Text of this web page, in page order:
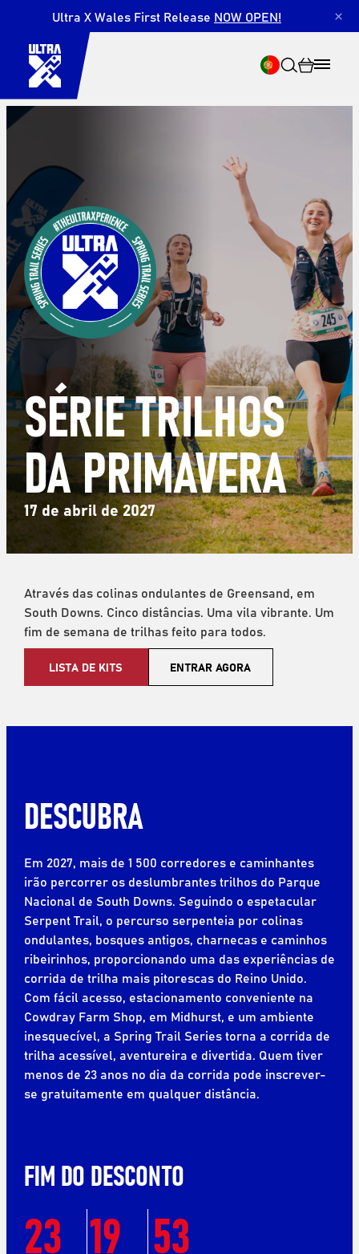
Ultra X Wales First Release NOW OPEN! ×
SÉRIE TRILHOS
DA PRIMAVERA
17 de abril de 2027
Através das colinas ondulantes de Greensand, em
South Downs. Cinco distâncias. Uma vila vibrante. Um
fim de semana de trilhas feito para todos.
LISTA DE KITS ENTRAR AGORA
DESCUBRA
Em 2027, mais de 1 500 corredores e caminhantes
irão percorrer os deslumbrantes trilhos do Parque
Nacional de South Downs. Seguindo o espetacular
Serpent Trail, o percurso serpenteia por colinas
ondulantes, bosques antigos, charnecas e caminhos
ribeirinhos, proporcionando uma das experiências de
corrida de trilha mais pitorescas do Reino Unido.
Com fácil acesso, estacionamento conveniente na
Cowdray Farm Shop, em Midhurst, e um ambiente
inesquecível, a Spring Trail Series torna a corrida de
trilha acessível, aventureira e divertida. Quem tiver
menos de 23 anos no dia da corrida pode inscrever-
se gratuitamente em qualquer distância.
FIM DO DESCONTO
23 19 53